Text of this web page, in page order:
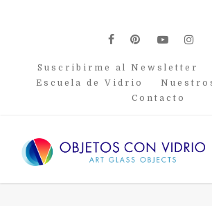
facebook
pinterest
youtube
Suscribirme al Newsletter
Escuela de Vidrio
Contacto